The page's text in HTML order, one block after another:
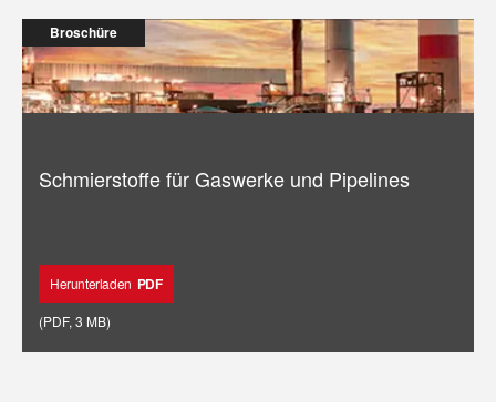
Broschüre
Schmierstoffe für Gaswerke und Pipelines
Herunterladen PDF
(PDF, 3 MB)